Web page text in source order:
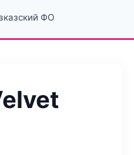
ФО